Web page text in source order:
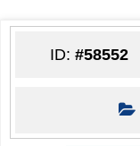
ID:#58552